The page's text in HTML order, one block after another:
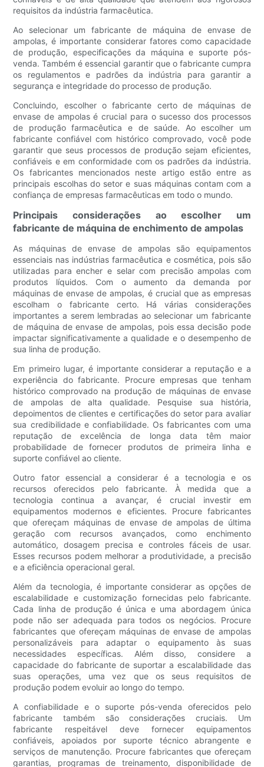
requisitos da indústria farmacêutica.
Ao selecionar um fabricante de máquina de envase de
ampolas, é importante considerar fatores como capacidade
de produção, especificações da máquina e suporte pós-
venda. Também é essencial garantir que o fabricante cumpra
os regulamentos e padrões da indústria para garantir a
segurança e integridade do processo de produção.
Concluindo, escolher o fabricante certo de máquinas de
envase de ampolas é crucial para o sucesso dos processos
de produção farmacêutica e de saúde. Ao escolher um
fabricante confiável com histórico comprovado, você pode
garantir que seus processos de produção sejam eficientes,
confiáveis ​​e em conformidade com os padrões da indústria.
Os fabricantes mencionados neste artigo estão entre as
principais escolhas do setor e suas máquinas contam com a
confiança de empresas farmacêuticas em todo o mundo.
Principais considerações ao escolher um
fabricante de máquina de enchimento de ampolas
As máquinas de envase de ampolas são equipamentos
essenciais nas indústrias farmacêutica e cosmética, pois são
utilizadas para encher e selar com precisão ampolas com
produtos líquidos. Com o aumento da demanda por
máquinas de envase de ampolas, é crucial que as empresas
escolham o fabricante certo. Há várias considerações
importantes a serem lembradas ao selecionar um fabricante
de máquina de envase de ampolas, pois essa decisão pode
impactar significativamente a qualidade e o desempenho de
sua linha de produção.
Em primeiro lugar, é importante considerar a reputação e a
experiência do fabricante. Procure empresas que tenham
histórico comprovado na produção de máquinas de envase
de ampolas de alta qualidade. Pesquise sua história,
depoimentos de clientes e certificações do setor para avaliar
sua credibilidade e confiabilidade. Os fabricantes com uma
reputação de excelência de longa data têm maior
probabilidade de fornecer produtos de primeira linha e
suporte confiável ao cliente.
Outro fator essencial a considerar é a tecnologia e os
recursos oferecidos pelo fabricante. À medida que a
tecnologia continua a avançar, é crucial investir em
equipamentos modernos e eficientes. Procure fabricantes
que ofereçam máquinas de envase de ampolas de última
geração com recursos avançados, como enchimento
automático, dosagem precisa e controles fáceis de usar.
Esses recursos podem melhorar a produtividade, a precisão
e a eficiência operacional geral.
Além da tecnologia, é importante considerar as opções de
escalabilidade e customização fornecidas pelo fabricante.
Cada linha de produção é única e uma abordagem única
pode não ser adequada para todos os negócios. Procure
fabricantes que ofereçam máquinas de envase de ampolas
personalizáveis ​​para adaptar o equipamento às suas
necessidades específicas. Além disso, considere a
capacidade do fabricante de suportar a escalabilidade das
suas operações, uma vez que os seus requisitos de
produção podem evoluir ao longo do tempo.
A confiabilidade e o suporte pós-venda oferecidos pelo
fabricante também são considerações cruciais. Um
fabricante respeitável deve fornecer equipamentos
confiáveis, apoiados por suporte técnico abrangente e
serviços de manutenção. Procure fabricantes que ofereçam
garantias, programas de treinamento, disponibilidade de